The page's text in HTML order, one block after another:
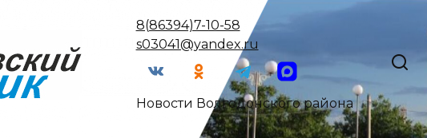
8(86394)7-10-58
s03041@yandex.ru
Новости Волгодонского района